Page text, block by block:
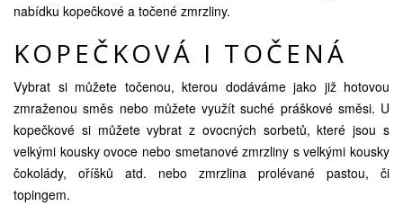
nabídku kopečkové a točené zmrzliny.
KOPEČKOVÁ I TOČENÁ
Vybrat si můžete točenou, kterou dodáváme jako již hotovou
zmraženou směs nebo můžete využít suché práškové směsi. U
kopečkové si můžete vybrat z ovocných sorbetů, které jsou s
velkými kousky ovoce nebo smetanové zmrzliny s velkými kousky
čokolády, oříšků atd. nebo zmrzlina prolévané pastou, či
topingem.